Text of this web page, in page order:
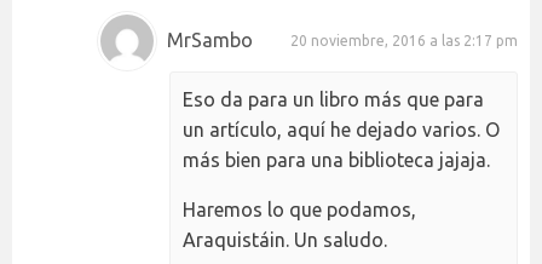
MrSambo 20 noviembre, 2016 a las 2:17 pm
Eso da para un libro más que para
un artículo, aquí he dejado varios. O
más bien para una biblioteca jajaja.
Haremos lo que podamos,
Araquistáin. Un saludo.